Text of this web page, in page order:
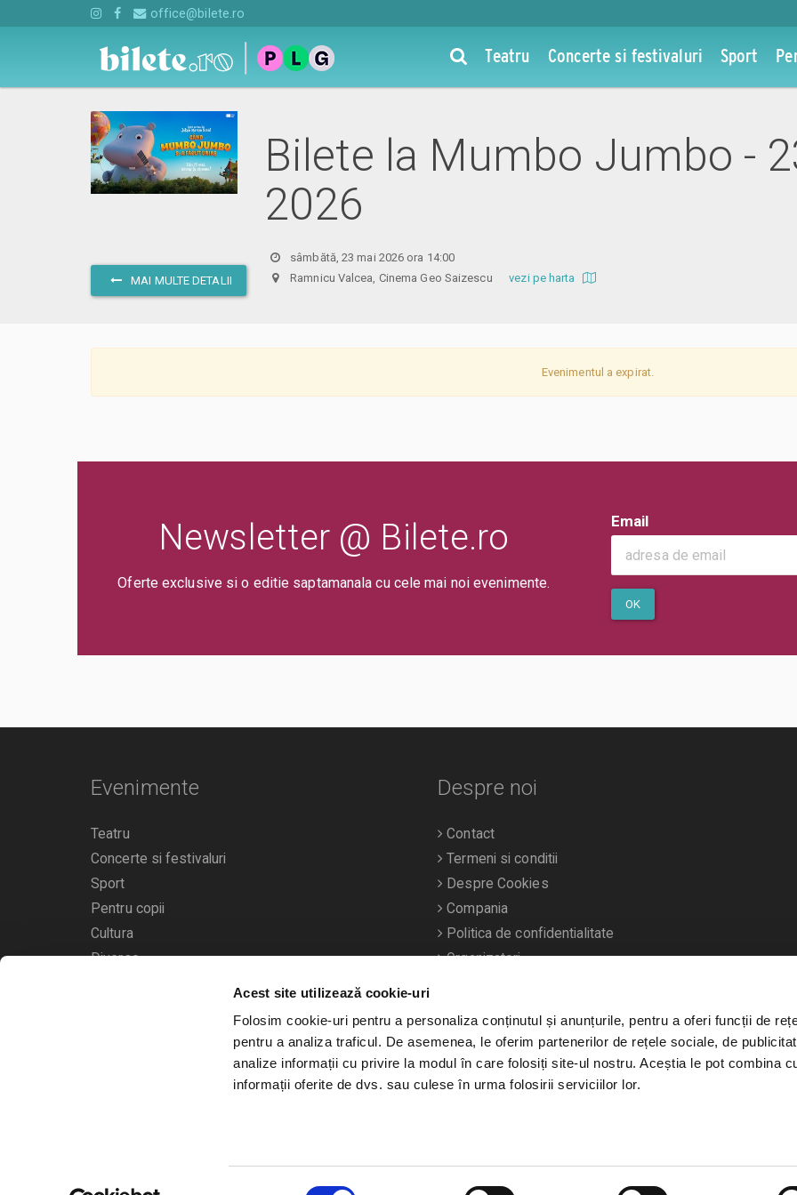
Acest site utilizează cookie-uri
Folosim cookie-uri pentru a personaliza conținutul și anunțurile, pentru a oferi funcții de
pentru a analiza traficul. De asemenea, le oferim partenerilor de rețele sociale, de
analize informații cu privire la modul în care folosiți site-ul nostru. Aceștia le pot combina
informații oferite de dvs. sau culese în urma folosirii serviciilor lor.
office@bilete.ro
Teatru Concerte si festivaluri Sport
MAI MULTE DETALII
Bilete la Mumbo Jumbo -
2026
sâmbătă, 23 mai 2026 ora 14:00
Ramnicu Valcea, Cinema Geo Saizescuvezi pe harta
Evenimentul a expirat.
Newsletter @ Bilete.ro
Oferte exclusive si o editie saptamanala cu cele mai noi evenimente.
Email
OK
Evenimente
Teatru
Concerte si festivaluri
Sport
Pentru copii
Cultura
Diverse
Calendarul evenimentelor
Despre noi
Contact
Termeni si conditii
Despre Cookies
Compania
Politica de confidentialitate
Organizatori
Bilete.ro